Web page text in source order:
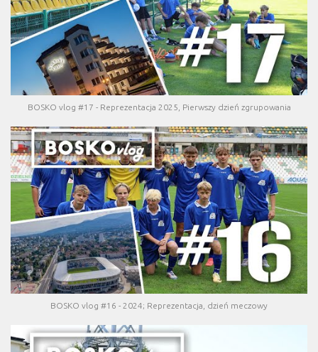
BOSKO vlog #17 - Reprezentacja 2025, Pierwszy dzień zgrupowania
BOSKO vlog #16 - 2024; Reprezentacja, dzień meczowy